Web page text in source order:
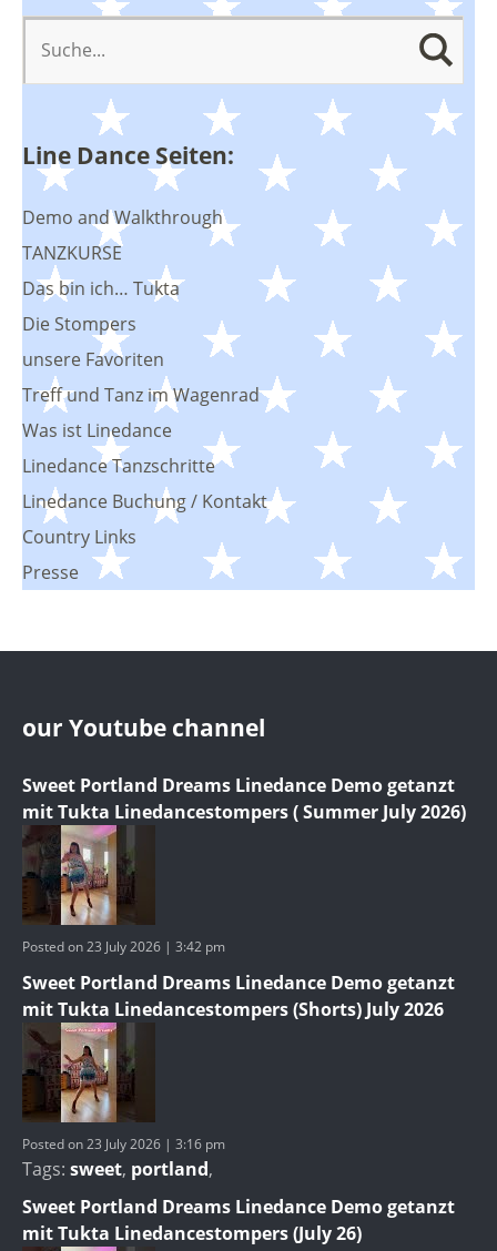
Line Dance Seiten:
Demo and Walkthrough
TANZKURSE
Das bin ich… Tukta
Die Stompers
unsere Favoriten
Treff und Tanz im Wagenrad
Was ist Linedance
Linedance Tanzschritte
Linedance Buchung / Kontakt
Country Links
Presse
our Youtube channel
Sweet Portland Dreams Linedance Demo getanzt
mit Tukta Linedancestompers ( Summer July 2026)
Posted on 23 July 2026 | 3:42 pm
Sweet Portland Dreams Linedance Demo getanzt
mit Tukta Linedancestompers (Shorts) July 2026
Posted on 23 July 2026 | 3:16 pm
Tags: sweet, portland,
Sweet Portland Dreams Linedance Demo getanzt
mit Tukta Linedancestompers (July 26)